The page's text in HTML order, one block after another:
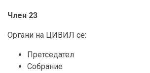
Член 23
Органи на ЦИВИЛ се:
Претседател
Собрание